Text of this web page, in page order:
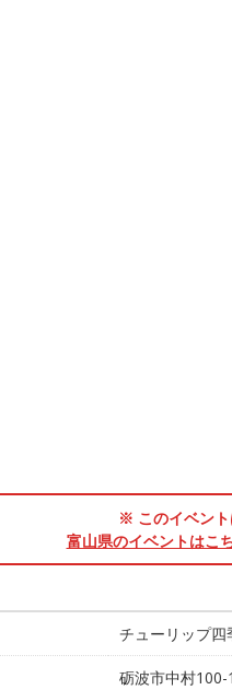
※ このイベント
富山県のイベントはこ
チューリップ四
砺波市中村100-1